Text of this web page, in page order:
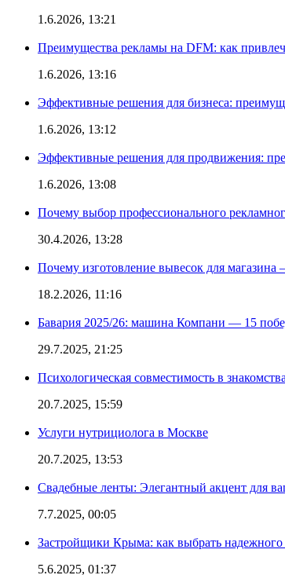
1.6.2026, 13:21
Преимущества рекламы на DFM: как
1.6.2026, 13:16
Эффективные решения для бизнеса:
1.6.2026, 13:12
Эффективные решения для продвижения:
1.6.2026, 13:08
Почему выбор профессионального
30.4.2026, 13:28
Почему изготовление вывесок для
18.2.2026, 11:16
Бавария 2025/26: машина Компани — 15
29.7.2025, 21:25
Психологическая совместимость в
20.7.2025, 15:59
Услуги нутрициолога в Москве
20.7.2025, 13:53
Свадебные ленты: Элегантный акцент для
7.7.2025, 00:05
Застройщики Крыма: как выбрать
5.6.2025, 01:37